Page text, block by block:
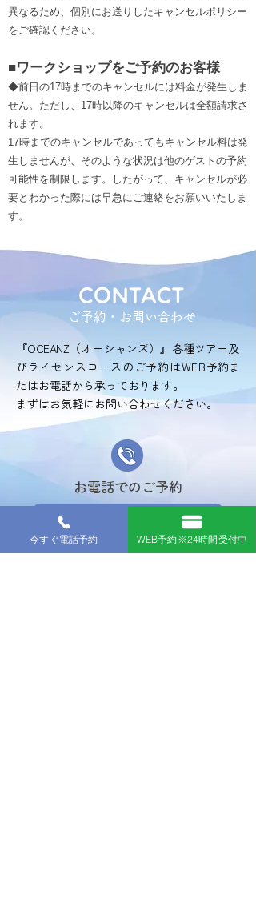
異なるため、個別にお送りしたキャンセルポリシー
をご確認ください。
■ワークショップをご予約のお客様
◆前日の17時までのキャンセルには料金が発生しま
せん。ただし、17時以降のキャンセルは全額請求さ
れます。
17時までのキャンセルであってもキャンセル料は発
生しませんが、そのような状況は他のゲストの予約
可能性を制限します。したがって、キャンセルが必
要とわかった際には早急にご連絡をお願いいたしま
す。
お電話でのご予約
050-1726-8206
受付時間： 8:30〜17:3 （定休 日：不定休）
『OCEANZ（オーシャンズ）』各種ツアー及
びライセンスコースのご予約はWEB予約ま
たはお電話から承っております。
まずはお気軽にお問い合わせください。
ご予約・お問い合わせ
今すぐ電話予約 WEB予約※24時間受付中